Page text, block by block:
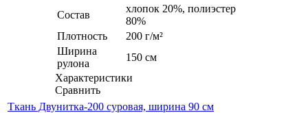
Состав
хлопок 20%, полиэстер
80%
Плотность
200 г/м²
Ширина
рулона
150 см
Характеристики
Сравнить
Ткань Двунитка-200 суровая, ширина 90 см